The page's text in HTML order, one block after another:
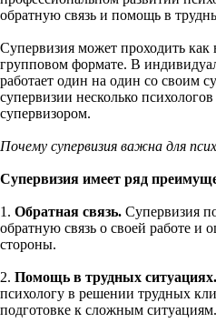
обратную связь и помощь в
Супервизия может проходить
групповом формате. В
работает один на один со своим
супервизии несколько
супервизором.
Почему супервизия важна для
Супервизия имеет ряд
1. Обратная связь. Супервизия
обратную связь о своей работе и
стороны.
2. Помощь в трудных ситуациях.
психологу в решении трудных
подготовке к сложным ситуациям.